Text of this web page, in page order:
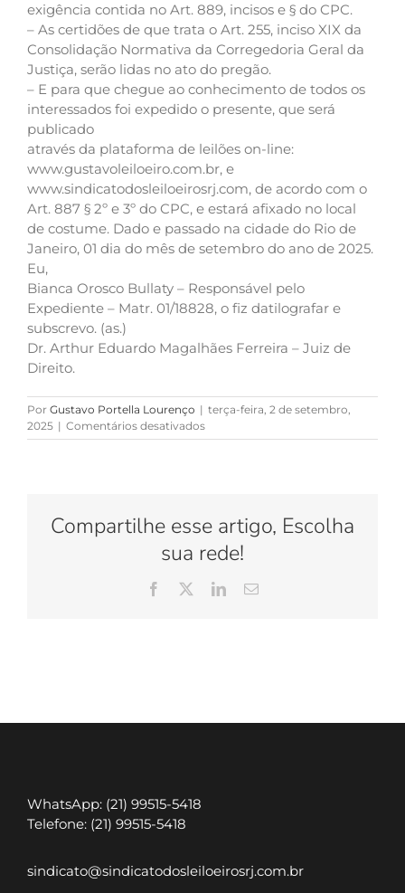
exigência contida no Art. 889, incisos e § do CPC.
– As certidões de que trata o Art. 255, inciso XIX da
Consolidação Normativa da Corregedoria Geral da
Justiça, serão lidas no ato do pregão.
– E para que chegue ao conhecimento de todos os
interessados foi expedido o presente, que será
publicado
através da plataforma de leilões on-line:
www.gustavoleiloeiro.com.br, e
www.sindicatodosleiloeirosrj.com, de acordo com o
Art. 887 § 2º e 3º do CPC, e estará afixado no local
de costume. Dado e passado na cidade do Rio de
Janeiro, 01 dia do mês de setembro do ano de 2025.
Eu,
Bianca Orosco Bullaty – Responsável pelo
Expediente – Matr. 01/18828, o fiz datilografar e
subscrevo. (as.)
Dr. Arthur Eduardo Magalhães Ferreira – Juiz de
Direito.
Por Gustavo Portella Lourenço | terça-feira, 2 de setembro,
2025 | Comentários desativadosem
SALA
OLIMPICA
Compartilhe esse artigo, Escolha
sua rede!
Facebook LinkedIn
E-
WhatsApp: (21) 99515-5418
Telefone: (21) 99515-5418
sindicato@sindicatodosleiloeirosrj.com.br